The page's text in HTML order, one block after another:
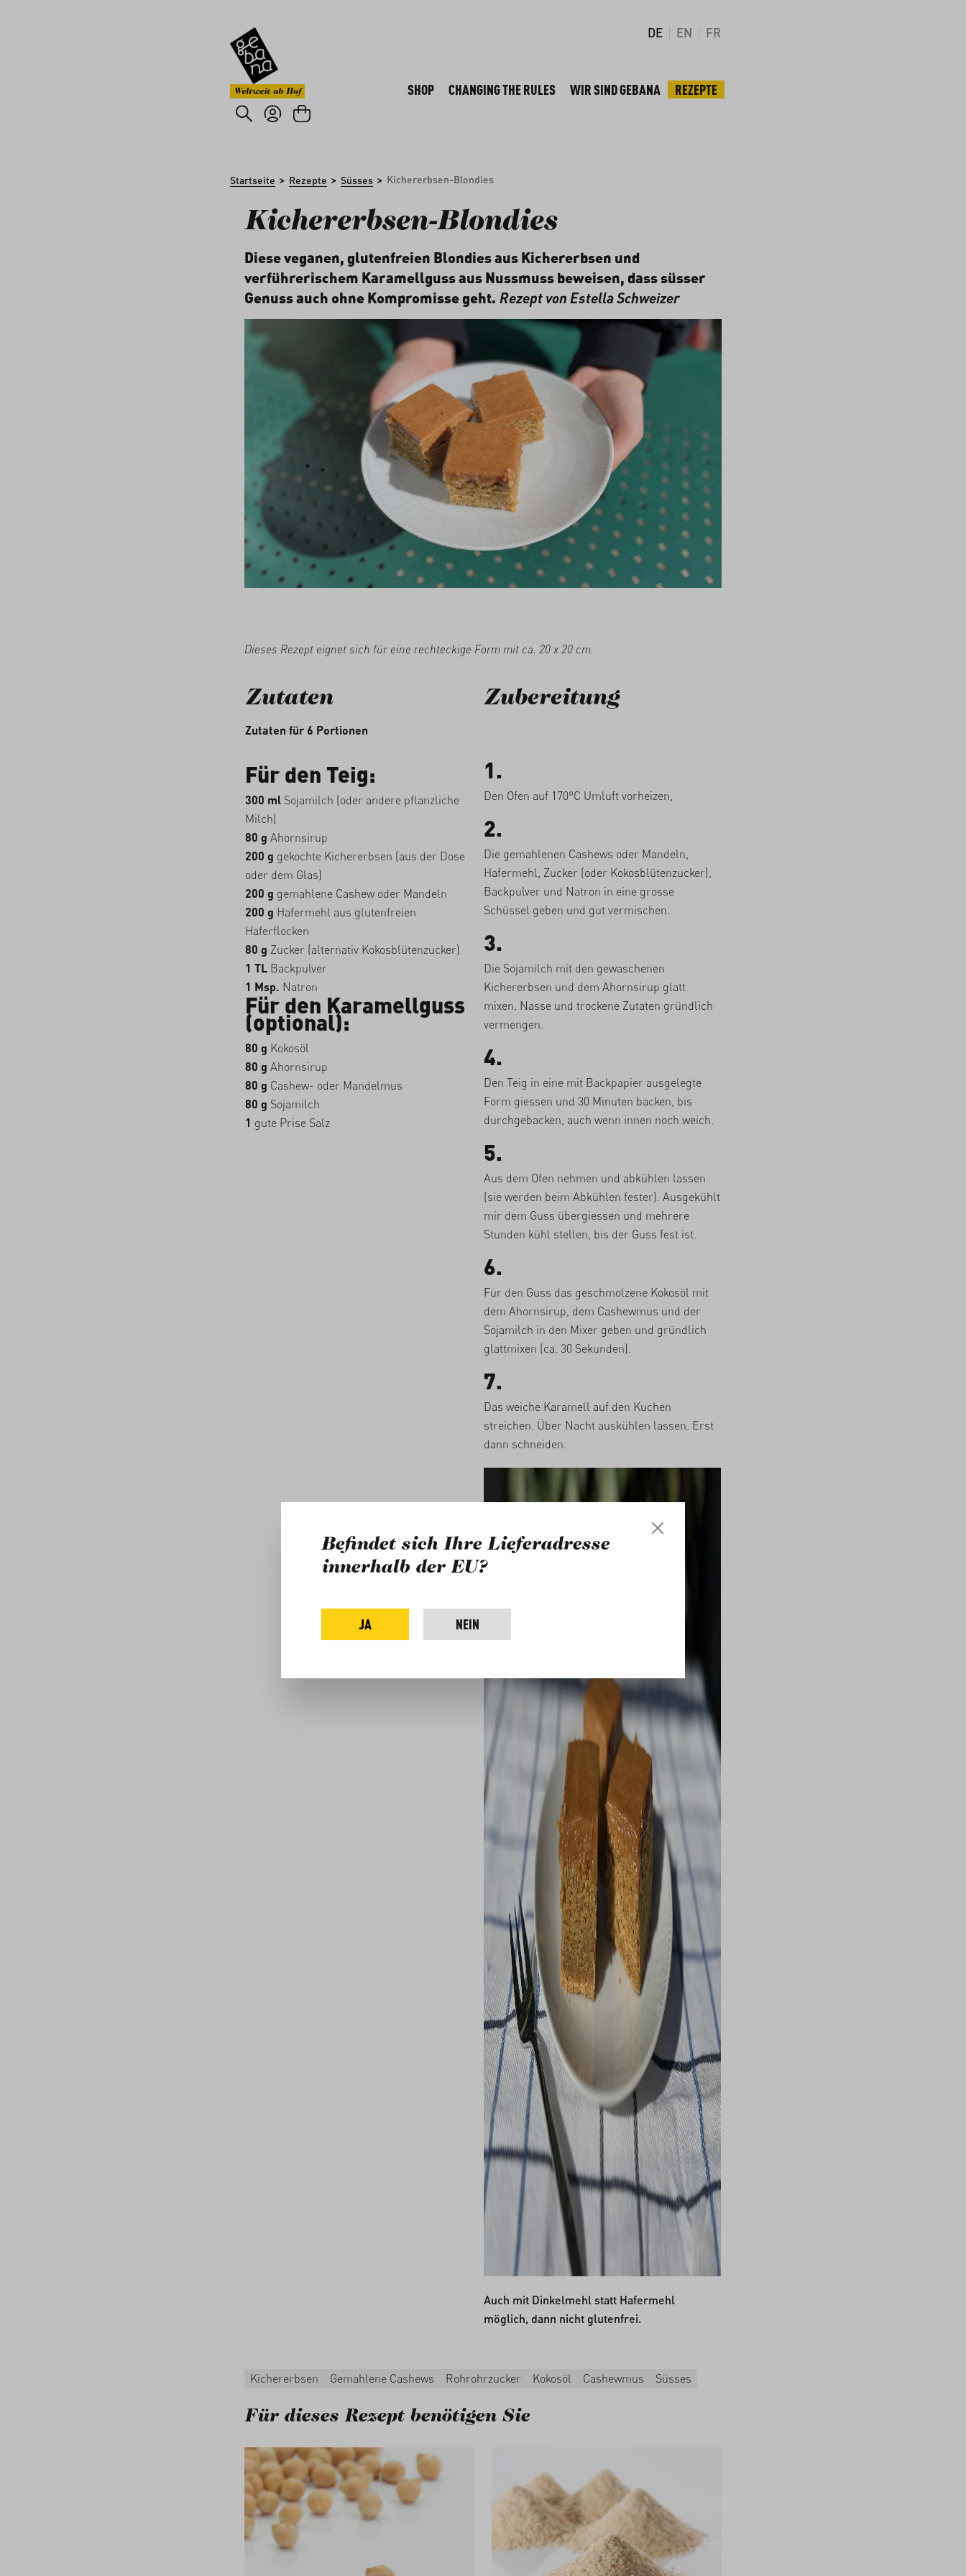
DE EN FR
Weltweit ab Hof SHOP CHANGING THE RULES WIR SIND GEBANA REZEPTE
Startseite > Rezepte > Süsses > Kichererbsen-Blondies
Kichererbsen-Blondies
Diese veganen, glutenfreien Blondies aus Kichererbsen und
verführerischem Karamellguss aus Nussmuss beweisen, dass süsser
Genuss auch ohne Kompromisse geht. Rezept von Estella Schweizer
Dieses Rezept eignet sich für eine rechteckige Form mit ca. 20 x 20 cm.
Zutaten
Zutaten für 6 Portionen
Für den Teig:
300 ml Sojamilch (oder andere pflanzliche
Milch)
80 g Ahornsirup
200 g gekochte Kichererbsen (aus der Dose
oder dem Glas)
200 g gemahlene Cashew oder Mandeln
200 g Hafermehl aus glutenfreien
Haferflocken
80 g Zucker (alternativ Kokosblütenzucker)
1 TL Backpulver
1 Msp. Natron
Für den Karamellguss
(optional):
80 g Kokosöl
80 g Ahornsirup
80 g Cashew- oder Mandelmus
80 g Sojamilch
1 gute Prise Salz
Zubereitung
1.
Den Ofen auf 170°C Umluft vorheizen,
2.
Die gemahlenen Cashews oder Mandeln,
Hafermehl, Zucker (oder Kokosblütenzucker),
Backpulver und Natron in eine grosse
Schüssel geben und gut vermischen.
3.
Die Sojamilch mit den gewaschenen
Kichererbsen und dem Ahornsirup glatt
mixen. Nasse und trockene Zutaten gründlich
vermengen.
4.
Den Teig in eine mit Backpapier ausgelegte
Form giessen und 30 Minuten backen, bis
durchgebacken, auch wenn innen noch weich.
5.
Aus dem Ofen nehmen und abkühlen lassen
(sie werden beim Abkühlen fester). Ausgekühlt
mir dem Guss übergiessen und mehrere
Stunden kühl stellen, bis der Guss fest ist.
6.
Für den Guss das geschmolzene Kokosöl mit
dem Ahornsirup, dem Cashewmus und der
Sojamilch in den Mixer geben und gründlich
glattmixen (ca. 30 Sekunden).
7.
Das weiche Karamell auf den Kuchen
streichen. Über Nacht auskühlen lassen. Erst
dann schneiden.
Auch mit Dinkelmehl statt Hafermehl
möglich, dann nicht glutenfrei.
Kichererbsen Gemahlene Cashews Rohrohrzucker Kokosöl Cashewmus Süsses
Für dieses Rezept benötigen Sie
Befindet sich Ihre Lieferadresse
innerhalb der EU?
JA NEIN